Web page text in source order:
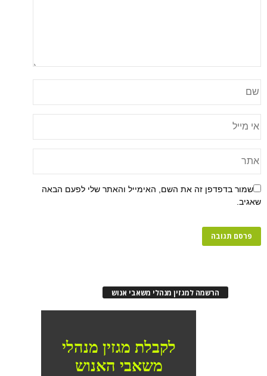
שמור בדפדפן זה את השם, האימייל והאתר שלי לפעם הבאה
שאגיב.
הרשמה למגזין מנהלי משאבי אנוש